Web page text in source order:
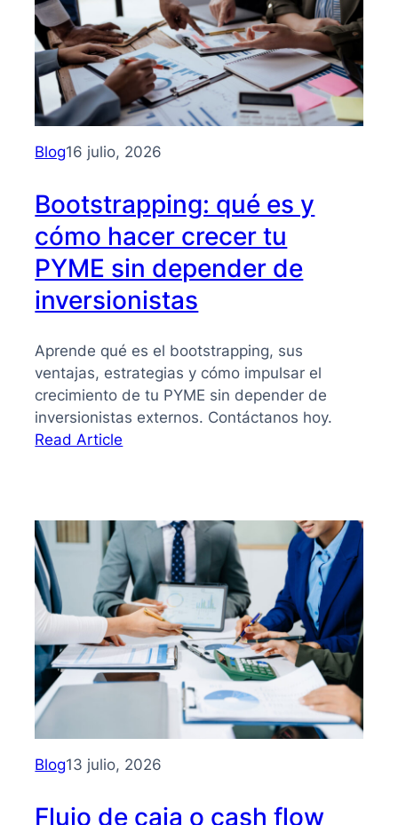
Blog16 julio, 2026
Bootstrapping: qué es y
cómo hacer crecer tu
PYME sin depender de
inversionistas
Aprende qué es el bootstrapping, sus
ventajas, estrategias y cómo impulsar el
crecimiento de tu PYME sin depender de
inversionistas externos. Contáctanos hoy.
Read Article
y
cómo
hacer
crecer
tu
PYME
sin
depender
inversionistas
Blog13 julio, 2026
Flujo de caja o cash flow